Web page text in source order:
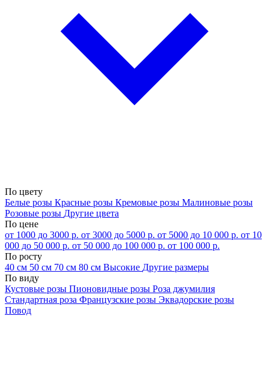
По цвету
Белые розы Красные розы Кремовые розы Малиновые розы
Розовые розы Другие цвета
По цене
от 1000 до 3000 р. от 3000 до 5000 р. от 5000 до 10 000 р. от 10
000 до 50 000 р. от 50 000 до 100 000 р. от 100 000 р.
По росту
40 см 50 см 70 см 80 см Высокие Другие размеры
По виду
Кустовые розы Пионовидные розы Роза джумилия
Стандартная роза Французские розы Эквадорские розы
Повод